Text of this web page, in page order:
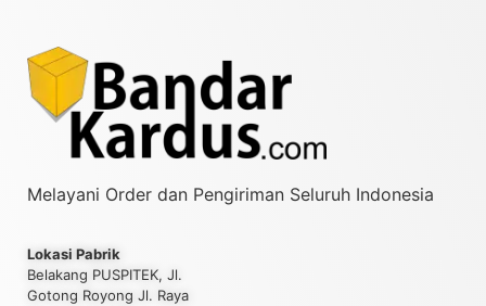
Melayani Order dan Pengiriman Seluruh Indonesia
Lokasi Pabrik
Belakang PUSPITEK, Jl.
Gotong Royong Jl. Raya